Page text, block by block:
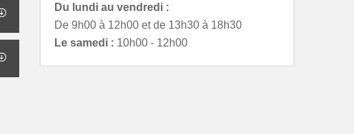
Du lundi au vendredi :
De 9h00 à 12h00 et de 13h30 à 18h30
Le samedi : 10h00 - 12h00